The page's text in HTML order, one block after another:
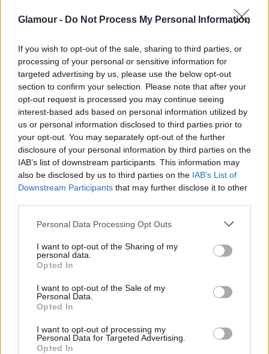
Glamour - Do Not Process My Personal Information
If you wish to opt-out of the sale, sharing to third parties, or
processing of your personal or sensitive information for
targeted advertising by us, please use the below opt-out
section to confirm your selection. Please note that after your
opt-out request is processed you may continue seeing
interest-based ads based on personal information utilized by
us or personal information disclosed to third parties prior to
your opt-out. You may separately opt-out of the further
disclosure of your personal information by third parties on the
IAB’s list of downstream participants. This information may
also be disclosed by us to third parties on the IAB’s List of
Downstream Participants that may further disclose it to other
Please note that this website/app uses one or more Google
not limited to your visit or usage behaviour. You may click to
grant or deny consent to Google and its third-party tags to
use your data for below specified purposes in below Google
consent section.
Personal Data Processing Opt Outs
I want to opt-out of the Sharing of my
personal data.
Opted In
I want to opt-out of the Sale of my
Personal Data.
Opted In
I want to opt-out of processing my
Personal Data for Targeted Advertising.
Opted In
Így edd a joghurtot, és fogyhatsz vele
Csökkenti a stresszt és a
szorongást
A babérlevél aromás illata természetes nyugtató
tulajdonsággal rendelkezik, mivel tisztítja a levegőt,
és hangulatjavító hatása is lehet. A benne található
linalool nevű antioxidáns pedig segíthet csökkenteni
stresszhormonok szintjét
, így stresszes
helyzetekben is előnyös. Ezek a pozitív
tulajdonságok pedig akkor is érvényesülhetnek, ha
babérleveles italba.
Hogyan készítsd el?
Vegyél elő nagyjából 5 grammnyi, szárított